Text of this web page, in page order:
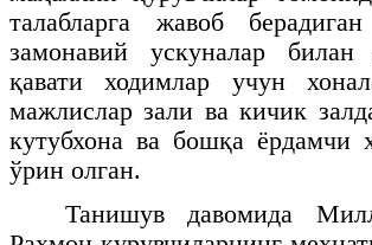
талабларга жавоб
замонавий ускуналар
қавати ходимлар учун
мажлислар зали ва кичик
кутубхона ва бошқа ёрдамчи
ўрин олган.
Танишув давомида